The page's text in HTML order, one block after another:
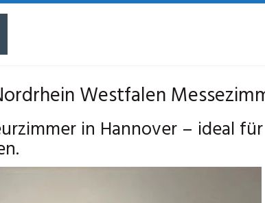
Westfalen
in Hannover – ideal